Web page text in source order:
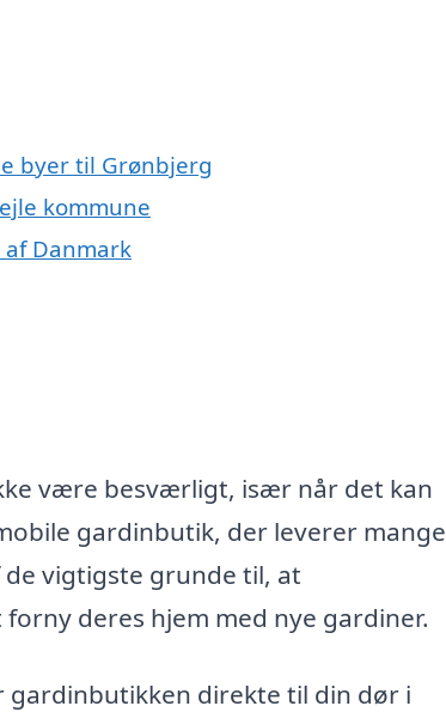
byer til Grønbjerg
kommune
Danmark
være besværligt, især når det kan
gardinbutik, der leverer mange
vigtigste grunde til, at
deres hjem med nye gardiner.
gardinbutikken direkte til din dør i